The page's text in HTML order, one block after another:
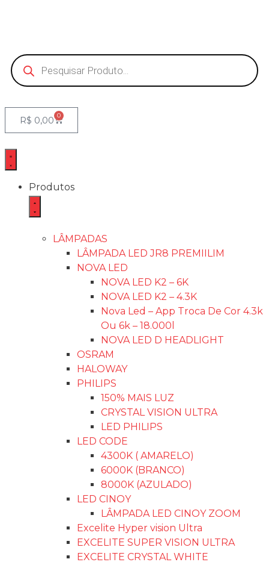
R$ 0,00 0
Produtos
LÂMPADAS
LÂMPADA LED JR8 PREMIILIM
NOVA LED
NOVA LED K2 – 6K
NOVA LED K2 – 4.3K
Nova Led – App Troca De Cor 4.3k
Ou 6k – 18.000l
NOVA LED D HEADLIGHT
OSRAM
HALOWAY
PHILIPS
150% MAIS LUZ
CRYSTAL VISION ULTRA
LED PHILIPS
LED CODE
4300K ( AMARELO)
6000K (BRANCO)
8000K (AZULADO)
LED CINOY
LÂMPADA LED CINOY ZOOM
Excelite Hyper vision Ultra
EXCELITE SUPER VISION ULTRA
EXCELITE CRYSTAL WHITE